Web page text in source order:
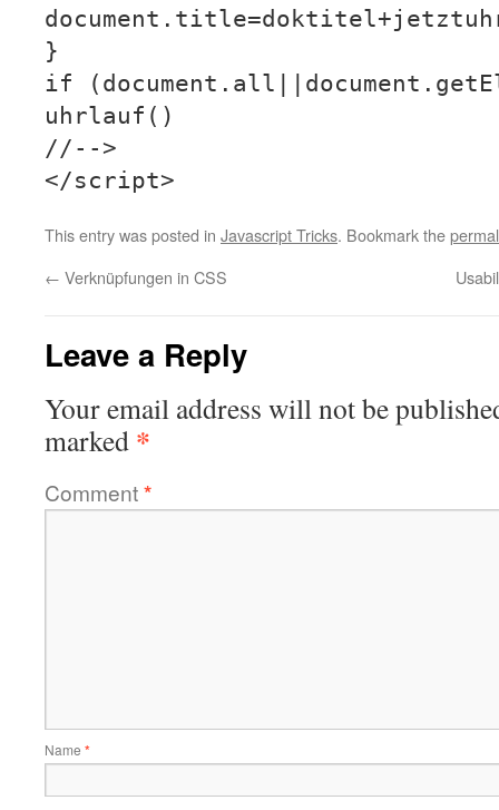
}
if
uhrlauf()
//-->
</script>
This entry was posted in Javascript Tricks. Bookmark the
← Verknüpfungen in CSS
Leave a Reply
Your email address will not be
marked *
Comment*
Name *